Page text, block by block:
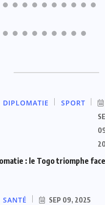
DIPLOMATIE SPORT
: le Togo triomphe
SANTÉ SEP 09, 2025